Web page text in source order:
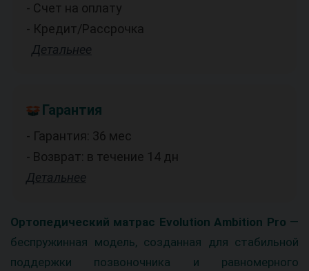
- Счет на оплату
- Кредит/Рассрочка
Детальнее
Гарантия
- Гарантия: 36 мес
- Возврат: в течение 14 дн
Детальнее
Ортопедический матрас Evolution Ambition Pro —
беспружинная модель, созданная для стабильной
поддержки позвоночника и равномерного